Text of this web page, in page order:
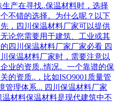
产在寻找..保温材料时，选择
不错的选择。为什么呢？以下
，四川保温材料厂家可以提供
论您需要用于建筑、工业或其
四川保温材料厂家厂家必看 四
保温材料厂家时，需要注意以
业的资质..情况。一个靠谱的保
的资质..，比如ISO9001质量管
管理体系... 四川保温材料厂家
温材料保温材料是现代建筑中不